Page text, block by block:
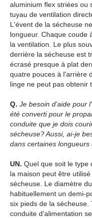
aluminium flex striées ou
tuyau de ventilation
L'évent de la sécheuse
longueur. Chaque coude
la ventilation. Le plus
derrière la sécheuse est
écrasé presque à plat
quatre pouces à l'arrière
linge ne peut pas obtenir
Q. Je besoin d'aide pour
été converti pour le
conduite que je dois
sécheuse? Aussi, ai-je
dans certaines longueurs
UN. Quel que soit le type
la maison peut être
sécheuse. Le diamètre
habituellement un demi-
six pieds de la
conduite d'alimentation